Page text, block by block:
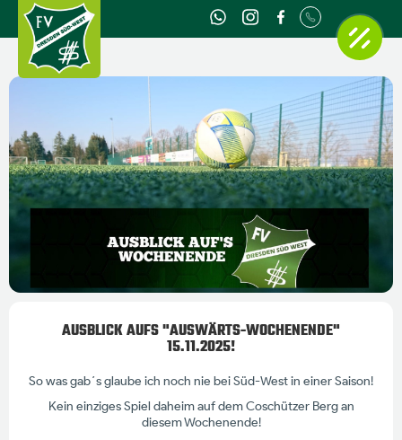
AUSBLICK AUFS "AUSWÄRTS-WOCHENENDE"
15.11.2025!
So was gab´s glaube ich noch nie bei Süd-West in einer Saison!
Kein einziges Spiel daheim auf dem Coschützer Berg an
diesem Wochenende!